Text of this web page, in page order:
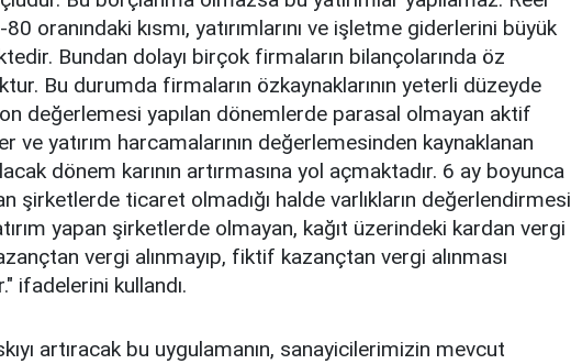
oranındaki kısmı, yatırımlarını ve işletme giderlerini büyük
Bundan dolayı birçok firmaların bilançolarında öz
Bu durumda firmaların özkaynaklarının yeterli düzeyde
değerlemesi yapılan dönemlerde parasal olmayan aktif
ve yatırım harcamalarının değerlemesinden kaynaklanan
dönem karının artırmasına yol açmaktadır. 6 ay boyunca
şirketlerde ticaret olmadığı halde varlıkların değerlendirmesi
yapan şirketlerde olmayan, kağıt üzerindeki kardan vergi
vergi alınmayıp, fiktif kazançtan vergi alınması
ifadelerini kullandı.
artıracak bu uygulamanın, sanayicilerimizin mevcut